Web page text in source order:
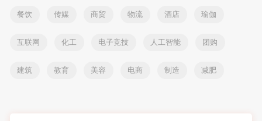
餐饮 传媒 商贸 物流 酒店 瑜伽
互联网 化工 电子竞技 人工智能 团购
建筑 教育 美容 电商 制造 减肥